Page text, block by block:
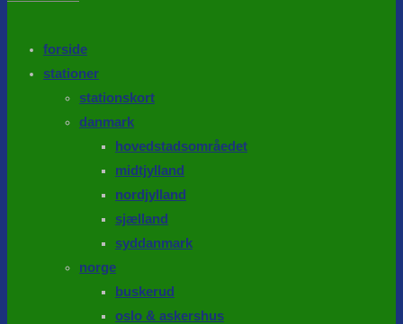
forside
stationer
stationskort
danmark
hovedstadsområedet
midtjylland
nordjylland
sjælland
syddanmark
norge
buskerud
oslo & askershus